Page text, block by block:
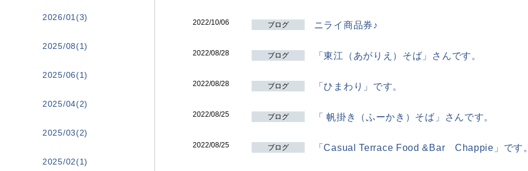
2026/01(3)
2025/08(1)
2025/06(1)
2025/04(2)
2025/03(2)
2025/02(1)
2022/10/06 ブログ ニライ商品券♪
2022/08/28 ブログ 「東江（あがりえ）そば」さんです。
2022/08/28 ブログ 「ひまわり」です。
2022/08/25 ブログ 「 帆掛き（ふーかき）そば」さんです。
2022/08/25 ブログ 「Casual Terrace Food &Bar Chappie」です。